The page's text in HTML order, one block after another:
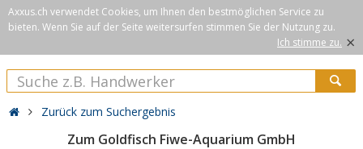
Axxus.ch verwendet Cookies, um Ihnen den bestmöglichen Service zu
bieten. Wenn Sie auf der Seite weitersurfen stimmen Sie der Nutzung zu.
Ich stimme zu. ×
Zurück zum Suchergebnis
Zum Goldfisch Fiwe-Aquarium GmbH